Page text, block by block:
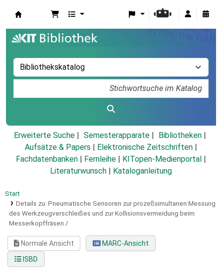
Erweiterte Suche Semesterapparate
Bibliotheken
Aufsätze & Papers
Elektronische Zeitschriften
Fachdatenbanken
Fernleihe KITopen-Medienportal
Literaturwunsch
Kataloganleitung
Start
Details zu: Pneumatische Sensoren zur prozeßsimultanen Messung
des Werkzeugverschleißes und zur Kollisionsvermeidung beim
Messerkopffräsen /
Normale Ansicht
MARC-Ansicht
ISBD